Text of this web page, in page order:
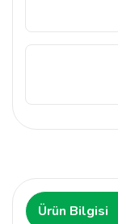
Ürün Bilgisi